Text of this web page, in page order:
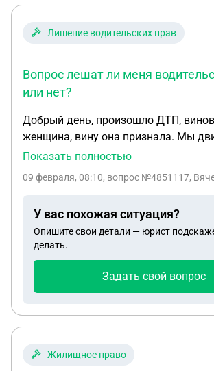
Лишение водительских прав
Вопрос лешат ли меня
или нет?
Добрый день, произошло ДТП,
женщина, вину она признала. Мы
двухполосной дороги в одном
погоды(мокрый снег) Она зацепила
движения. Вопрос лешат ли меня
прав или нет?
Показать полностью
09 февраля, 08:10, вопрос №4851117,
У вас похожая ситуация?
Опишите свои детали — юрист
делать.
Задать свой вопрос
Жилищное право